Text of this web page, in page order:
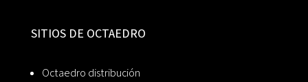
SITIOS DE OCTAEDRO
Octaedro distribución